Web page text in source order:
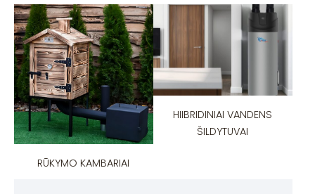
RŪKYMO KAMBARIAI
HIIBRIDINIAI VANDENS
ŠILDYTUVAI